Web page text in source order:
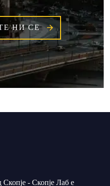
НИ СЕ
- Скопје Лаб е